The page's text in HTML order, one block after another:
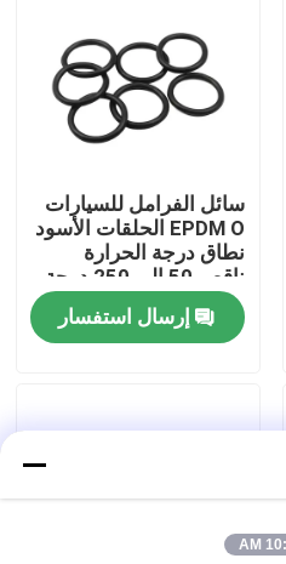
سائل الفرامل للسيارات
EPDM O الحلقات الأسود
نطاق درجة الحرارة
ناقص 50 إلى 250 درجة
عناصر الختم للأنظمة
الميكانيكيةإرسال استفسار